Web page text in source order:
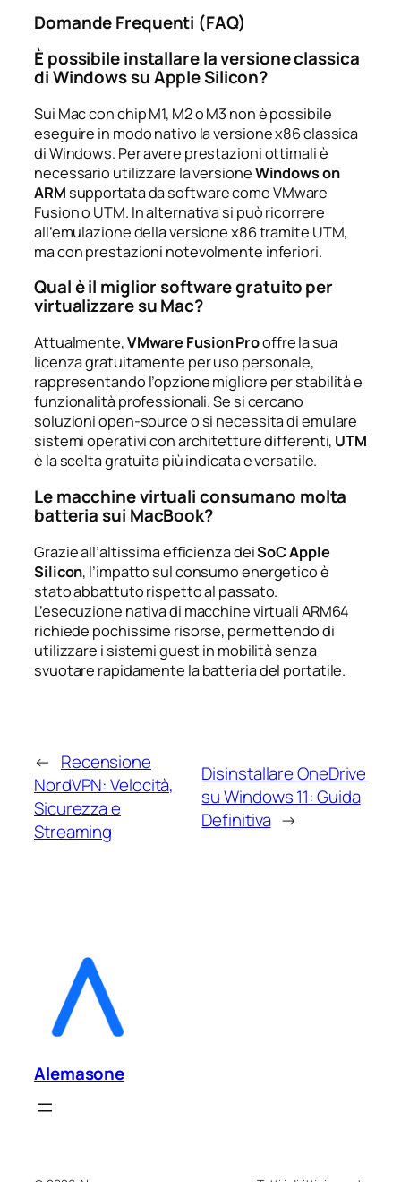
Domande Frequenti (FAQ)
È possibile installare la versione classica
di Windows su Apple Silicon?
Sui Mac con chip M1, M2 o M3 non è possibile
eseguire in modo nativo la versione x86 classica
di Windows. Per avere prestazioni ottimali è
necessario utilizzare la versioneWindows on
ARMsupportata da software come VMware
Fusion o UTM. In alternativa si può ricorrere
all’emulazione della versione x86 tramite UTM,
ma con prestazioni notevolmente inferiori.
Qual è il miglior software gratuito per
virtualizzare su Mac?
Attualmente,VMware Fusion Prooffre la sua
licenza gratuitamente per uso personale,
rappresentando l’opzione migliore per stabilità e
funzionalità professionali. Se si cercano
soluzioni open-source o si necessita di emulare
sistemi operativi con architetture differenti, UTM
è la scelta gratuita più indicata e versatile.
Le macchine virtuali consumano molta
batteria sui MacBook?
Grazie all’altissima efficienza deiSoC Apple
Silicon, l’impatto sul consumo energetico è
stato abbattuto rispetto al passato.
L’esecuzione nativa di macchine virtuali ARM64
richiede pochissime risorse, permettendo di
utilizzare i sistemi guest in mobilità senza
svuotare rapidamente la batteria del portatile.
← Recensione
NordVPN: Velocità,
Sicurezza e
Streaming
Disinstallare OneDrive
su Windows 11: Guida
Definitiva →
Alemasone